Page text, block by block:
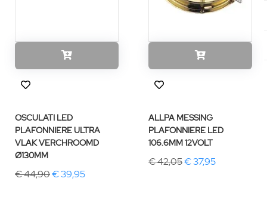
OSCULATI LED
PLAFONNIERE ULTRA
VLAK VERCHROOMD
Ø130MM
€ 44,90€ 39,95
ALLPA MESSING
PLAFONNIERE LED
106.6MM 12VOLT
€ 42,05€ 37,95